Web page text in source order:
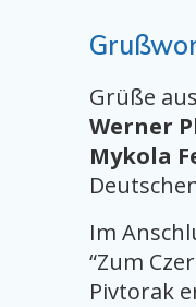
Grüße
Werner
Mykola
Im
“Zum
Pivtorak